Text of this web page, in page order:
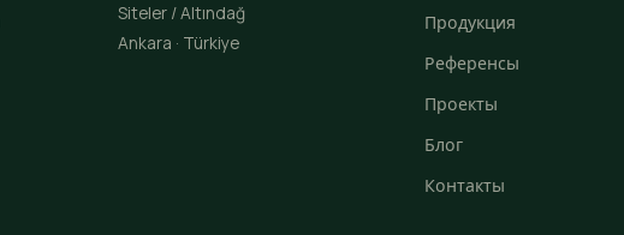
Siteler / Altındağ
Ankara · Türkiye
Продукция
Референсы
Проекты
Блог
Контакты